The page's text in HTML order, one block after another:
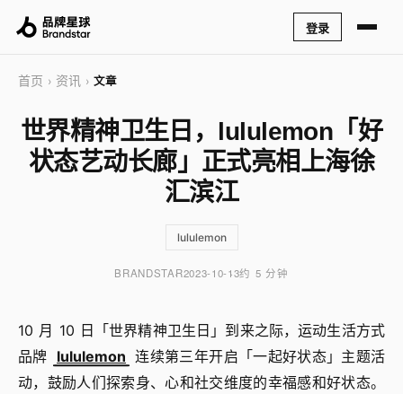
登录
首页 › 资讯 › 文章
世界精神卫生日，lululemon「好
状态艺动长廊」正式亮相上海徐
汇滨江
lululemon
BRANDSTAR2023-10-13约 5 分钟
10 月 10 日「世界精神卫生日」到来之际，运动生活方式
品牌 lululemon 连续第三年开启「一起好状态」主题活
动，鼓励人们探索身、心和社交维度的幸福感和好状态。